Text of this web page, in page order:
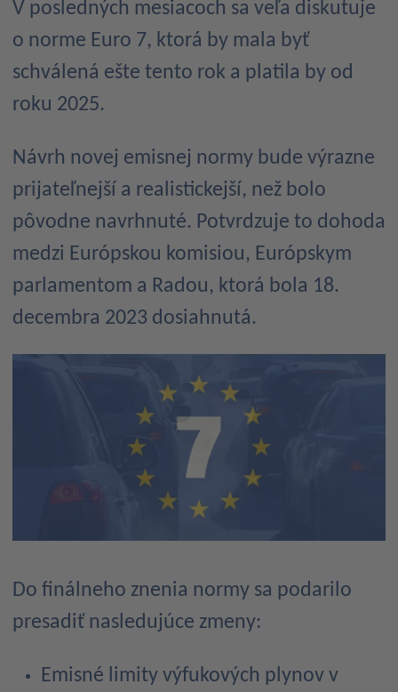
V posledných mesiacoch sa veľa diskutuje
o norme Euro 7, ktorá by mala byť
schválená ešte tento rok a platila by od
roku 2025.
Návrh novej emisnej normy bude výrazne
prijateľnejší a realistickejší, než bolo
pôvodne navrhnuté. Potvrdzuje to dohoda
medzi Európskou komisiou, Európskym
parlamentom a Radou, ktorá bola 18.
decembra 2023 dosiahnutá.
Do finálneho znenia normy sa podarilo
presadiť nasledujúce zmeny:
Emisné limity výfukových plynov v